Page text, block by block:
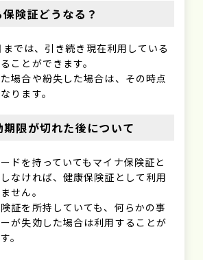
険証どうなる？
では、引き続き現在利用している
ことができます。
場合や紛失した場合は、その時点
ります。
限が切れた後について
ドを持っていてもマイナ保険証と
なければ、健康保険証として利用
せん。
証を所持していても、何らかの事
が失効した場合は利用することが
。